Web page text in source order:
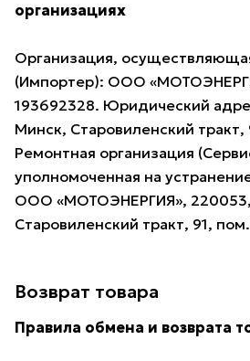
организациях
Организация,
(Импортер): ООО
193692328. Юридический
Минск, Старовиленский тракт,
Ремонтная организация
уполномоченная на
ООО «МОТОЭНЕРГИЯ», 220053,
Старовиленский тракт, 91,
Возврат товара
Правила обмена и возврата